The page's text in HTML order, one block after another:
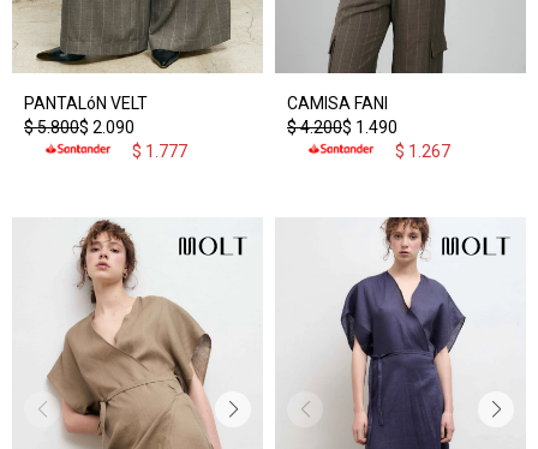
PANTALóN VELT
$ 2.090
$5.800
$ 1.777
CAMISA FANI
$ 1.490
$4.200
$ 1.267